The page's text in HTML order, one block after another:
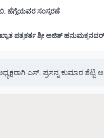
ಹೆಗ್ಡೆಯವರ ಸಂಸ್ಮರಣೆ
ಪತ್ರಕರ್ತ ಶ್ರೀ ಅಜಿತ್
ಎಸ್. ಪ್ರಸನ್ನ ಕುಮಾರ ಶೆಟ್ಟಿ